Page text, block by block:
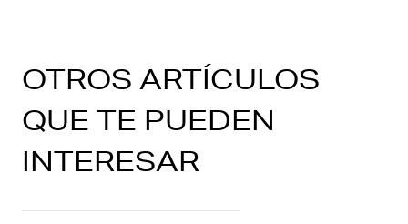
OTROS ARTÍCULOS
QUE TE PUEDEN
INTERESAR